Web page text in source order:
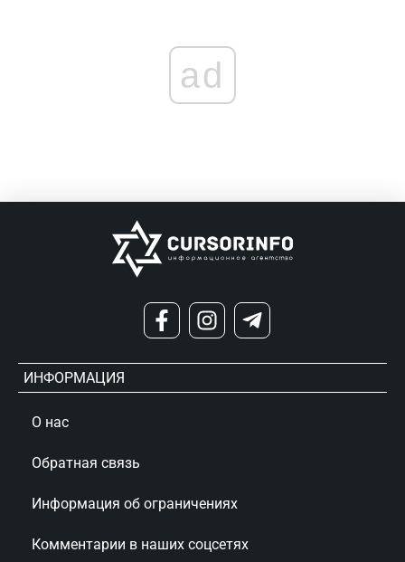
ad
ИНФОРМАЦИЯ
О нас
Обратная связь
Информация об ограничениях
Комментарии в наших соцсетях